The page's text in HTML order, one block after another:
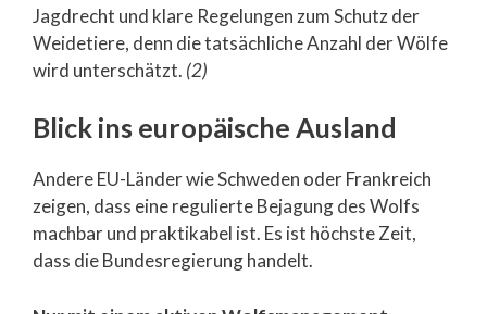
Jagdrecht und klare Regelungen zum Schutz der
Weidetiere, denn die tatsächliche Anzahl der Wölfe
wird unterschätzt. (2)
Blick ins europäische Ausland
Andere EU-Länder wie Schweden oder Frankreich
zeigen, dass eine regulierte Bejagung des Wolfs
machbar und praktikabel ist. Es ist höchste Zeit,
dass die Bundesregierung handelt.